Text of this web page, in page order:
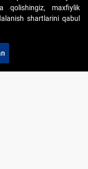
qolishingiz, maxfiylik
shartlarini qabul